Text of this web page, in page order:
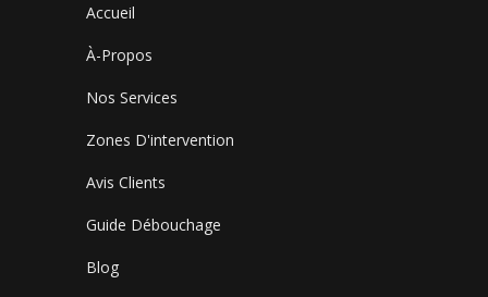
Accueil
À-Propos
Nos Services
Zones D'intervention
Avis Clients
Guide Débouchage
Blog